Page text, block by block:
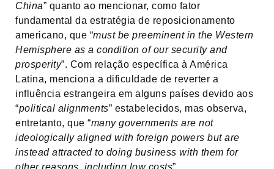
China” quanto ao mencionar, como fator
fundamental da estratégia de reposicionamento
americano, que “must be preeminent in the Western
Hemisphere as a condition of our security and
prosperity”. Com relação específica à América
Latina, menciona a dificuldade de reverter a
influência estrangeira em alguns países devido aos
“political alignments” estabelecidos, mas observa,
entretanto, que “many governments are not
ideologically aligned with foreign powers but are
instead attracted to doing business with them for
other reasons, including low costs”.